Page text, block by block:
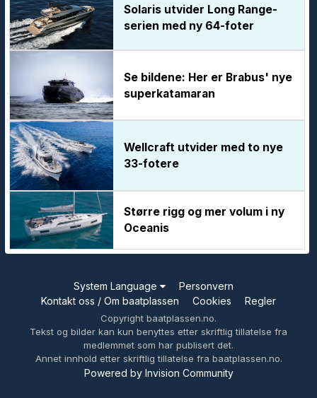
Solaris utvider Long Range-
serien med ny 64-foter
Se bildene: Her er Brabus' nye
superkatamaran
Wellcraft utvider med to nye
33-fotere
Større rigg og mer volum i ny
Oceanis
System Language
Personvern
Kontakt oss / Om baatplassen
Cookies Regler
Copyright baatplassen.no.
Tekst og bilder kan kun benyttes etter skriftlig tillatelse fra
medlemmet som har publisert det.
Annet innhold etter skriftlig tillatelse fra baatplassen.no.
Powered by Invision Community